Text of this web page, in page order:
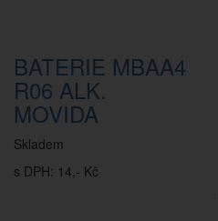
BATERIE MBAA4
R06 ALK.
MOVIDA
Skladem
s DPH: 14,- Kč